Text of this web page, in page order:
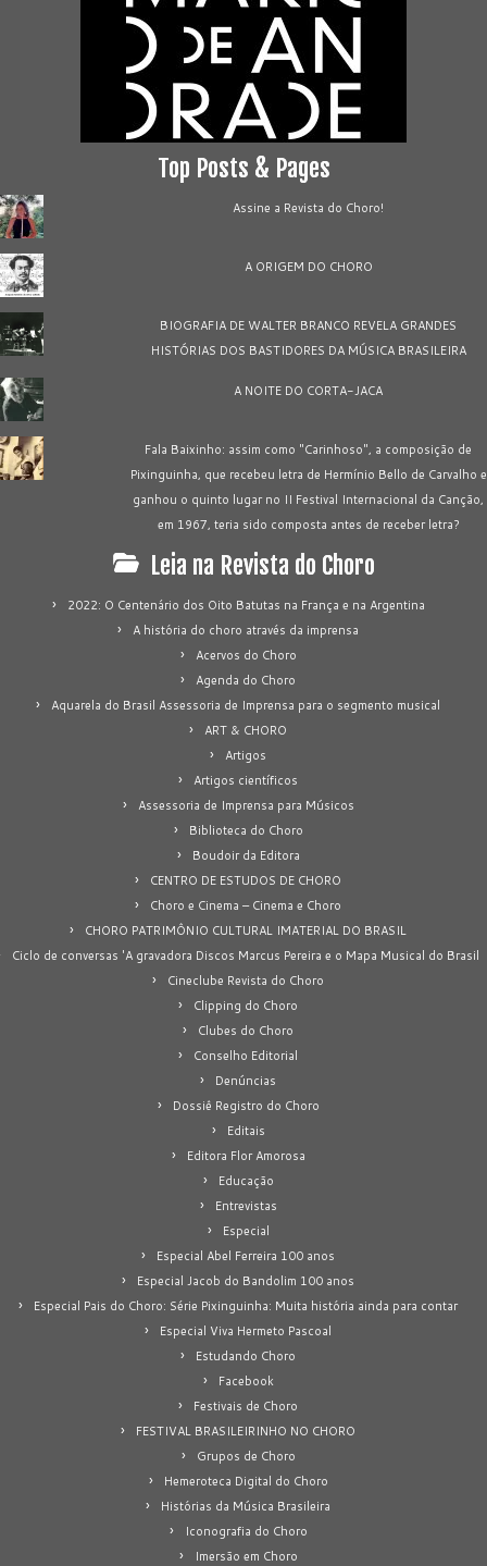
Top Posts & Pages
Assine a Revista do Choro!
A ORIGEM DO CHORO
BIOGRAFIA DE WALTER BRANCO REVELA GRANDES
HISTÓRIAS DOS BASTIDORES DA MÚSICA BRASILEIRA
A NOITE DO CORTA-JACA
Fala Baixinho: assim como "Carinhoso", a composição de
Pixinguinha, que recebeu letra de Hermínio Bello de Carvalho e
ganhou o quinto lugar no II Festival Internacional da Canção,
em 1967, teria sido composta antes de receber letra?
Leia na Revista do Choro
2022: O Centenário dos Oito Batutas na França e na Argentina
A história do choro através da imprensa
Acervos do Choro
Agenda do Choro
Aquarela do Brasil Assessoria de Imprensa para o segmento musical
ART & CHORO
Artigos
Artigos científicos
Assessoria de Imprensa para Músicos
Biblioteca do Choro
Boudoir da Editora
CENTRO DE ESTUDOS DE CHORO
Choro e Cinema – Cinema e Choro
CHORO PATRIMÔNIO CULTURAL IMATERIAL DO BRASIL
Ciclo de conversas 'A gravadora Discos Marcus Pereira e o Mapa Musical do Brasil
Cineclube Revista do Choro
Clipping do Choro
Clubes do Choro
Conselho Editorial
Denúncias
Dossiê Registro do Choro
Editais
Editora Flor Amorosa
Educação
Entrevistas
Especial
Especial Abel Ferreira 100 anos
Especial Jacob do Bandolim 100 anos
Especial Pais do Choro: Série Pixinguinha: Muita história ainda para contar
Especial Viva Hermeto Pascoal
Estudando Choro
Facebook
Festivais de Choro
FESTIVAL BRASILEIRINHO NO CHORO
Grupos de Choro
Hemeroteca Digital do Choro
Histórias da Música Brasileira
Iconografia do Choro
Imersão em Choro